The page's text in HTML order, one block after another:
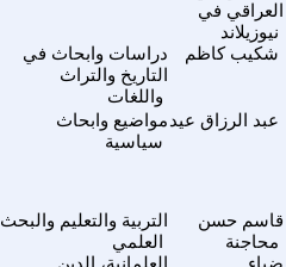
العراقي في
نيوزيلاند
دراسات وابحاث في
التاريخ والتراث
واللغات
شكيب كاظم
مواضيع وابحاث
سياسية
عبد الرزاق عيد
التربية والتعليم والبحث
العلمي
قاسم حسن
محاجنة
العلمانية، الدين
ضياء